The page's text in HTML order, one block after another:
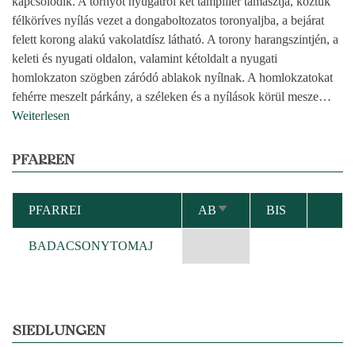
félköríves nyílás vezet a dongaboltozatos toronyaljba, a bejárat
felett korong alakú vakolatdísz látható. A torony harangszintjén, a
keleti és nyugati oldalon, valamint kétoldalt a nyugati
homlokzaton szögben záródó ablakok nyílnak. A homlokzatokat
fehérre meszelt párkány, a széleken és a nyílások körül mesze…
Weiterlesen
PFARREN
PFARREI ABAUFSTEIGEND
SORTIEREN
BIS
BADACSONYTOMAJ
SIEDLUNGEN